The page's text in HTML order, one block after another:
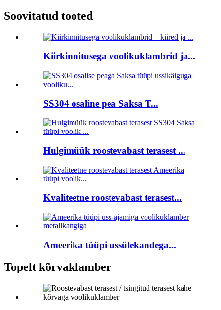
Soovitatud tooted
Kiirkinnitusega voolikuklambrid ja...
SS304 osaline pea Saksa T...
Hulgimüük roostevabast terasest ...
Kvaliteetne roostevabast terasest...
Ameerika tüüpi ussülekandega...
Topelt kõrvaklamber